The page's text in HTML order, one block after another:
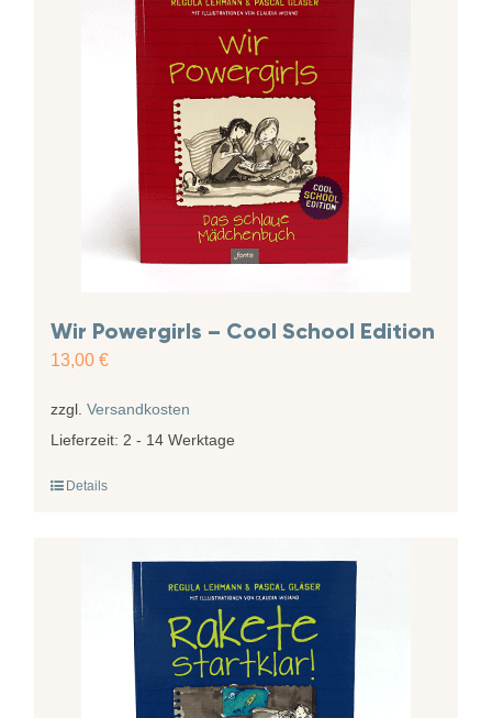
Wir Powergirls – Cool School Edition
13,00 €
zzgl. Versandkosten
Lieferzeit: 2 - 14 Werktage
Details